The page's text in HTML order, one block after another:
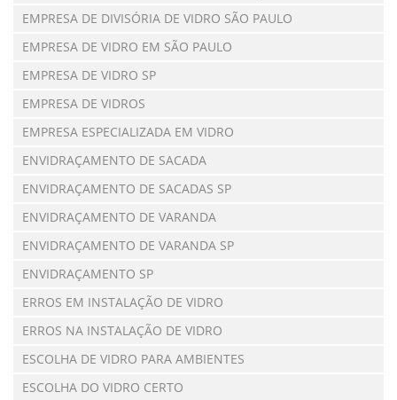
EMPRESA DE DIVISÓRIA DE VIDRO SÃO PAULO
EMPRESA DE VIDRO EM SÃO PAULO
EMPRESA DE VIDRO SP
EMPRESA DE VIDROS
EMPRESA ESPECIALIZADA EM VIDRO
ENVIDRAÇAMENTO DE SACADA
ENVIDRAÇAMENTO DE SACADAS SP
ENVIDRAÇAMENTO DE VARANDA
ENVIDRAÇAMENTO DE VARANDA SP
ENVIDRAÇAMENTO SP
ERROS EM INSTALAÇÃO DE VIDRO
ERROS NA INSTALAÇÃO DE VIDRO
ESCOLHA DE VIDRO PARA AMBIENTES
ESCOLHA DO VIDRO CERTO